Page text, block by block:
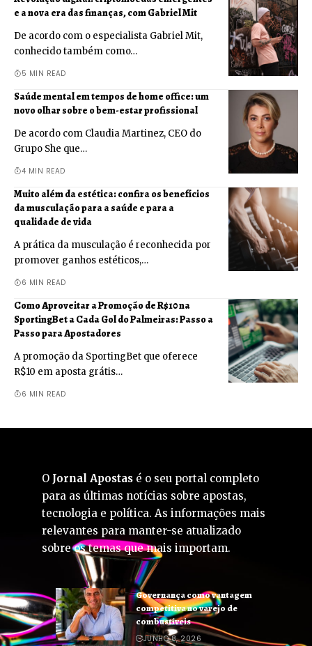
e a nova era das finanças, com Gabriel Mit
De acordo com o especialista Gabriel Mit,
conhecido também como…
5 MIN READ
Saúde mental em tempos de home office: um
novo olhar sobre o bem-estar profissional
De acordo com Claudia Martinez, CEO do
Grupo She que…
4 MIN READ
Muito além da estética: confira os benefícios
da musculação para a saúde e para a
qualidade de vida
A prática da musculação é reconhecida por
promover ganhos estéticos,…
6 MIN READ
Como Aproveitar a Promoção de R$10 na
SportingBet a Cada Gol do Palmeiras: Passo a
Passo para Apostadores
A promoção da SportingBet que oferece
R$10 em aposta grátis…
6 MIN READ
O Jornal Apostas é o seu portal completo
para as últimas notícias sobre apostas,
tecnologia e política. As informações mais
relevantes para manter-se atualizado
sobre os temas que mais importam.
Governança como vantagem
competitiva no varejo de
combustíveis
JUNHO 8, 2026